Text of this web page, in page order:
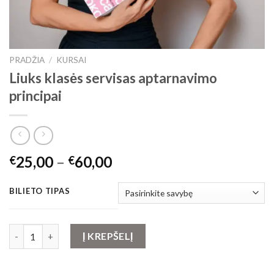
PRADŽIA / KURSAI
Liuks klasės servisas aptarnavimo
principai
€25,00 – €60,00
BILIETO TIPAS
produkto kiekis: Liuks klasės servisas aptarnavimo principai
Į KREPŠELĮ